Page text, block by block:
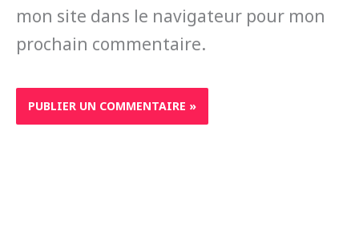
mon site dans le navigateur pour mon
prochain commentaire.